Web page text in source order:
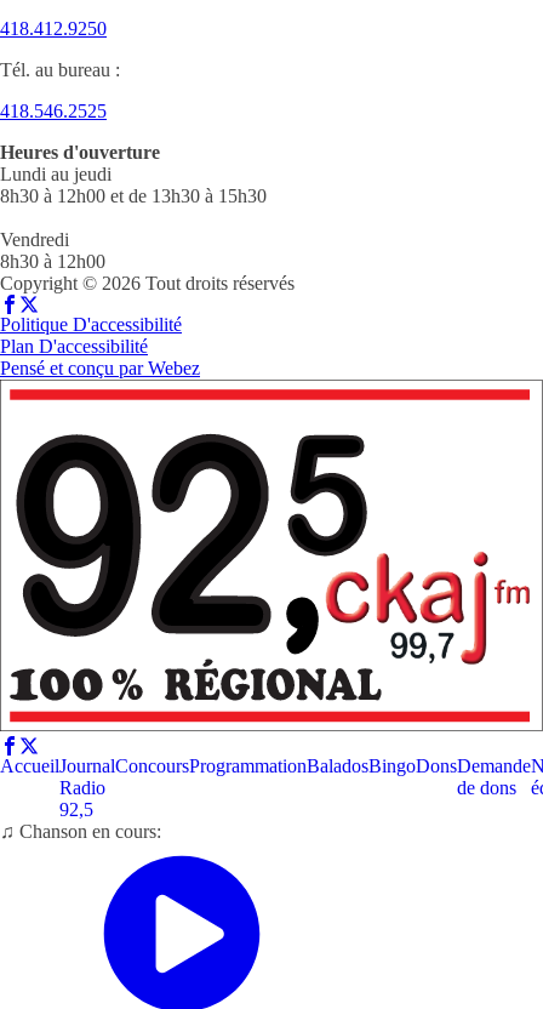
418.412.9250
Tél. au bureau :
418.546.2525
Heures d'ouverture
Lundi au jeudi
8h30 à 12h00 et de 13h30 à 15h30
Vendredi
8h30 à 12h00
Copyright © 2026 Tout droits réservés
Politique D'accessibilité
Plan D'accessibilité
Pensé et conçu parWebez
AccueilJournal
Radio
92,5
ConcoursProgrammationBaladosBingoDonsDemande
de dons
♫ Chanson en cours: